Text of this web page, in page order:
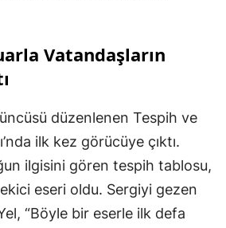
Vatandaşların
düzenlenen Tespih ve
ilk kez görücüye çıktı.
ilgisini gören tespih tablosu,
eseri oldu. Sergiyi gezen
“Böyle bir eserle ilk defa